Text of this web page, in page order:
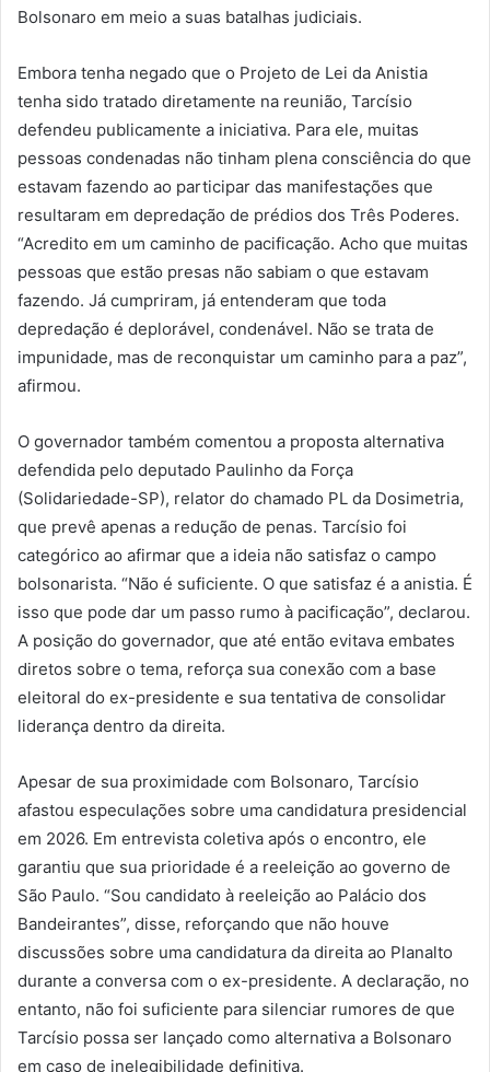
Bolsonaro em meio a suas batalhas judiciais.
Embora tenha negado que o Projeto de Lei da Anistia
tenha sido tratado diretamente na reunião, Tarcísio
defendeu publicamente a iniciativa. Para ele, muitas
pessoas condenadas não tinham plena consciência do que
estavam fazendo ao participar das manifestações que
resultaram em depredação de prédios dos Três Poderes.
“Acredito em um caminho de pacificação. Acho que muitas
pessoas que estão presas não sabiam o que estavam
fazendo. Já cumpriram, já entenderam que toda
depredação é deplorável, condenável. Não se trata de
impunidade, mas de reconquistar um caminho para a paz”,
afirmou.
O governador também comentou a proposta alternativa
defendida pelo deputado Paulinho da Força
(Solidariedade-SP), relator do chamado PL da Dosimetria,
que prevê apenas a redução de penas. Tarcísio foi
categórico ao afirmar que a ideia não satisfaz o campo
bolsonarista. “Não é suficiente. O que satisfaz é a anistia. É
isso que pode dar um passo rumo à pacificação”, declarou.
A posição do governador, que até então evitava embates
diretos sobre o tema, reforça sua conexão com a base
eleitoral do ex-presidente e sua tentativa de consolidar
liderança dentro da direita.
Apesar de sua proximidade com Bolsonaro, Tarcísio
afastou especulações sobre uma candidatura presidencial
em 2026. Em entrevista coletiva após o encontro, ele
garantiu que sua prioridade é a reeleição ao governo de
São Paulo. “Sou candidato à reeleição ao Palácio dos
Bandeirantes”, disse, reforçando que não houve
discussões sobre uma candidatura da direita ao Planalto
durante a conversa com o ex-presidente. A declaração, no
entanto, não foi suficiente para silenciar rumores de que
Tarcísio possa ser lançado como alternativa a Bolsonaro
em caso de inelegibilidade definitiva.